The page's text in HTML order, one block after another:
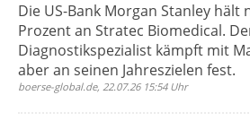
Die US-Bank Morgan Stanley hält
Prozent an Stratec Biomedical.
Diagnostikspezialist kämpft mit
aber an seinen Jahreszielen fest.
boerse-global.de, 22.07.26 15:54 Uhr